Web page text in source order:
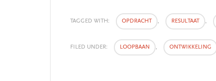
TAGGED WITH: OPDRACHT , RESULTAAT ,
FILED UNDER: LOOPBAAN , ONTWIKKELING